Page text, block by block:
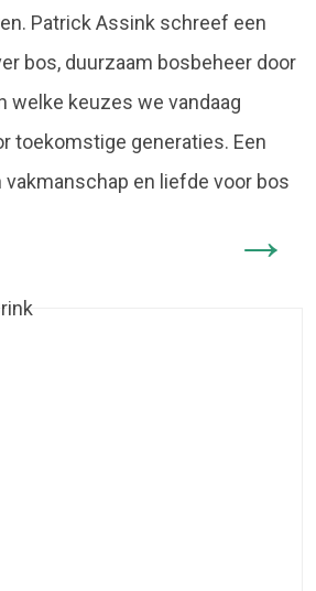
Patrick Assink schreef een
bos, duurzaam bosbeheer door
welke keuzes we vandaag
toekomstige generaties. Een
en liefde voor bos